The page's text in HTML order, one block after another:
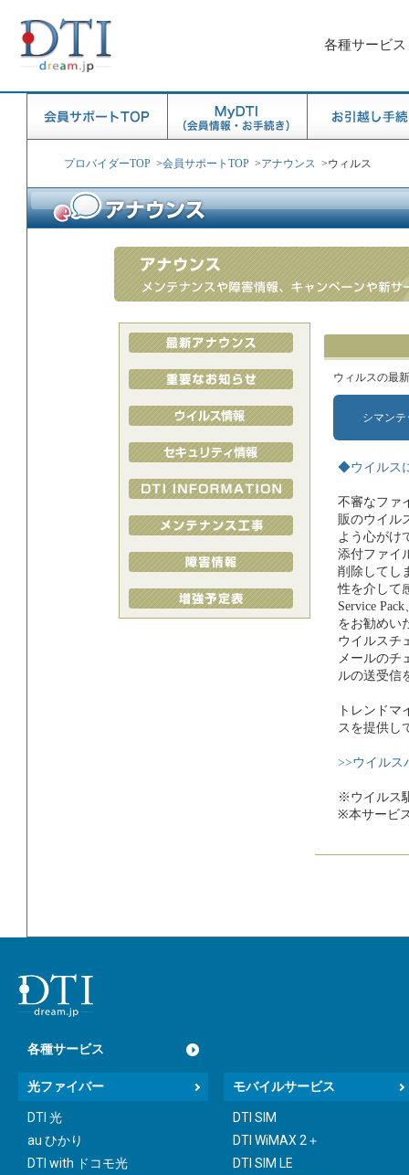
各種サービス
プロバイダーTOP >会員サポートTOP >アナウンス >ウィルス
ウィルスの最
シマン
◆ウイルス
不審なファ
販のウイル
よう心がけ
添付ファイ
削除してし
性を介して
Service
をお勧めい
ウイルスチ
メールのチ
ルの送受信
トレンド
スを提供し
>>ウイルス
※ウイルス
※本サービ
各種サービス
光ファイバー
DTI 光
au ひかり
DTI with ドコモ光
モバイルサービス
DTI SIM
DTI WiMAX 2＋
DTI SIM LE